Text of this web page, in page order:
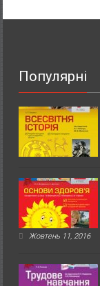
Популярні
Жовтень 11, 2016